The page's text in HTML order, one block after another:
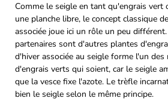
Comme le seigle en tant qu'engrais vert
une planche libre, le concept classique
associée joue ici un rôle un peu
partenaires sont d'autres plantes
d'hiver associée au seigle forme l'un
d'engrais verts qui soient, car le seigle
que la vesce fixe l'azote. Le trèfle
bien le seigle selon le même principe.